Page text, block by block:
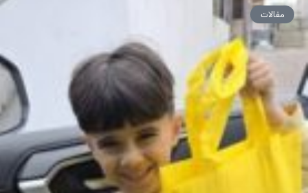
مقالات